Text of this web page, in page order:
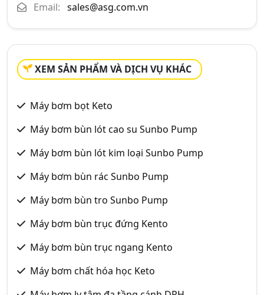
Email: sales@asg.com.vn
XEM SẢN PHẨM VÀ DỊCH VỤ KHÁC
Máy bơm bọt Keto
Máy bơm bùn lót cao su Sunbo Pump
Máy bơm bùn lót kim loại Sunbo Pump
Máy bơm bùn rác Sunbo Pump
Máy bơm bùn tro Sunbo Pump
Máy bơm bùn trục đứng Kento
Máy bơm bùn trục ngang Kento
Máy bơm chất hóa học Keto